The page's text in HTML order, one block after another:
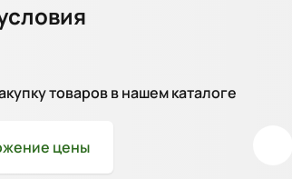
товаров в нашем каталоге
цены